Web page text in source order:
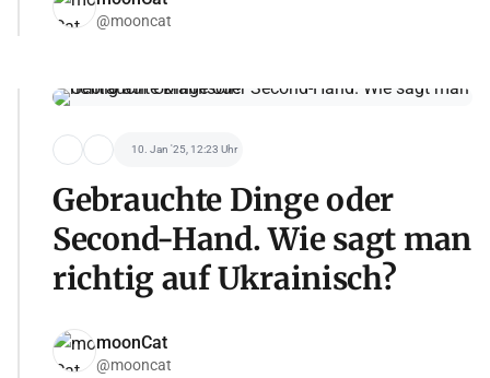
@mooncat
10. Jan '25, 12:23 Uhr
Gebrauchte Dinge oder
Second-Hand. Wie sagt man
richtig auf Ukrainisch?
moonCat
@mooncat